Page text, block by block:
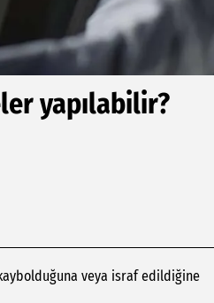
yapılabilir?
veya israf edildiğine